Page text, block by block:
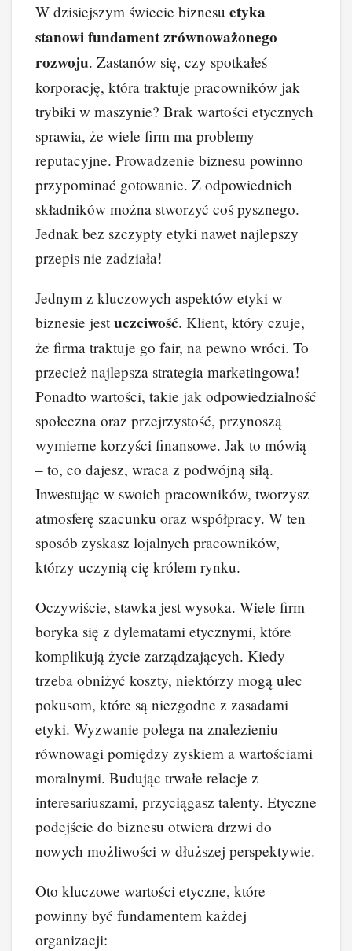
c
e
b
o
o
k
er
e
st
k
e
dI
n
d
di
t
o
p
p
y
Li
n
k
W dzisiejszym świecie biznesu etyka
stanowi fundament zrównoważonego
rozwoju. Zastanów się, czy spotkałeś
korporację, która traktuje pracowników jak
trybiki w maszynie? Brak wartości etycznych
sprawia, że wiele firm ma problemy
reputacyjne. Prowadzenie biznesu powinno
przypominać gotowanie. Z odpowiednich
składników można stworzyć coś pysznego.
Jednak bez szczypty etyki nawet najlepszy
przepis nie zadziała!
Jednym z kluczowych aspektów etyki w
biznesie jest uczciwość. Klient, który czuje,
że firma traktuje go fair, na pewno wróci. To
przecież najlepsza strategia marketingowa!
Ponadto wartości, takie jak odpowiedzialność
społeczna oraz przejrzystość, przynoszą
wymierne korzyści finansowe. Jak to mówią
– to, co dajesz, wraca z podwójną siłą.
Inwestując w swoich pracowników, tworzysz
atmosferę szacunku oraz współpracy. W ten
sposób zyskasz lojalnych pracowników,
którzy uczynią cię królem rynku.
Oczywiście, stawka jest wysoka. Wiele firm
boryka się z dylematami etycznymi, które
komplikują życie zarządzających. Kiedy
trzeba obniżyć koszty, niektórzy mogą ulec
pokusom, które są niezgodne z zasadami
etyki. Wyzwanie polega na znalezieniu
równowagi pomiędzy zyskiem a wartościami
moralnymi. Budując trwałe relacje z
interesariuszami, przyciągasz talenty. Etyczne
podejście do biznesu otwiera drzwi do
nowych możliwości w dłuższej perspektywie.
Oto kluczowe wartości etyczne, które
powinny być fundamentem każdej
organizacji: